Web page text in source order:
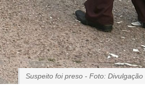
Suspeito foi preso - Foto: Divulgação